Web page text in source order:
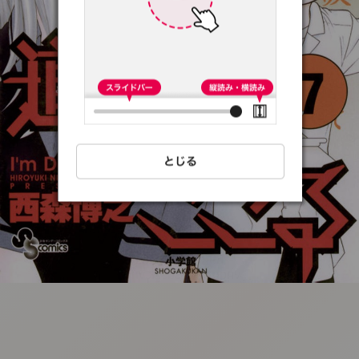
:692.15.692.46:t-
vnqp.lunrzsdszk.vn.oi